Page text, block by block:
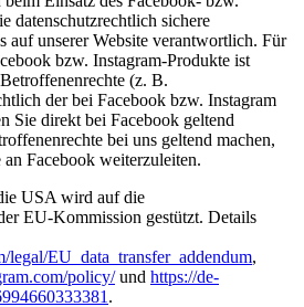
datenschutzrechtlich sichere
auf unserer Website verantwortlich. Für
bzw. Instagram-Produkte ist
(z. B.
der bei Facebook bzw. Instagram
Sie direkt bei Facebook geltend
bei uns geltend machen,
Facebook weiterzuleiten.
USA wird auf die
EU-Kommission gestützt. Details
EU_data_transfer_addendum,
policy/und https://de-
.